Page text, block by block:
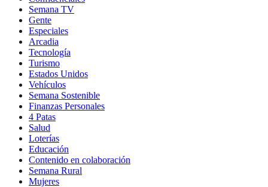
Semana TV
Gente
Especiales
Arcadia
Tecnología
Turismo
Estados Unidos
Vehículos
Semana Sostenible
Finanzas Personales
4 Patas
Salud
Loterías
Educación
Contenido en colaboración
Semana Rural
Mujeres